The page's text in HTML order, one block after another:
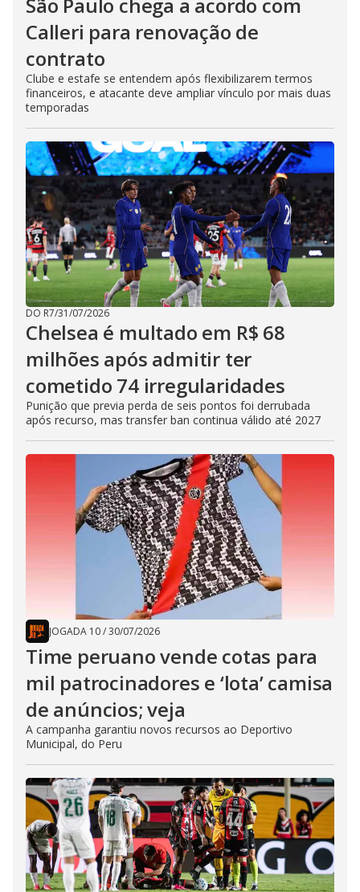
São Paulo chega a acordo com
Calleri para renovação de
contrato
Clube e estafe se entendem após flexibilizarem termos
financeiros, e atacante deve ampliar vínculo por mais duas
temporadas
DO R7/31/07/2026
Chelsea é multado em R$ 68
milhões após admitir ter
cometido 74 irregularidades
Punição que previa perda de seis pontos foi derrubada
após recurso, mas transfer ban continua válido até 2027
JOGADA 10/30/07/2026
Time peruano vende cotas para
mil patrocinadores e ‘lota’ camisa
de anúncios; veja
A campanha garantiu novos recursos ao Deportivo
Municipal, do Peru